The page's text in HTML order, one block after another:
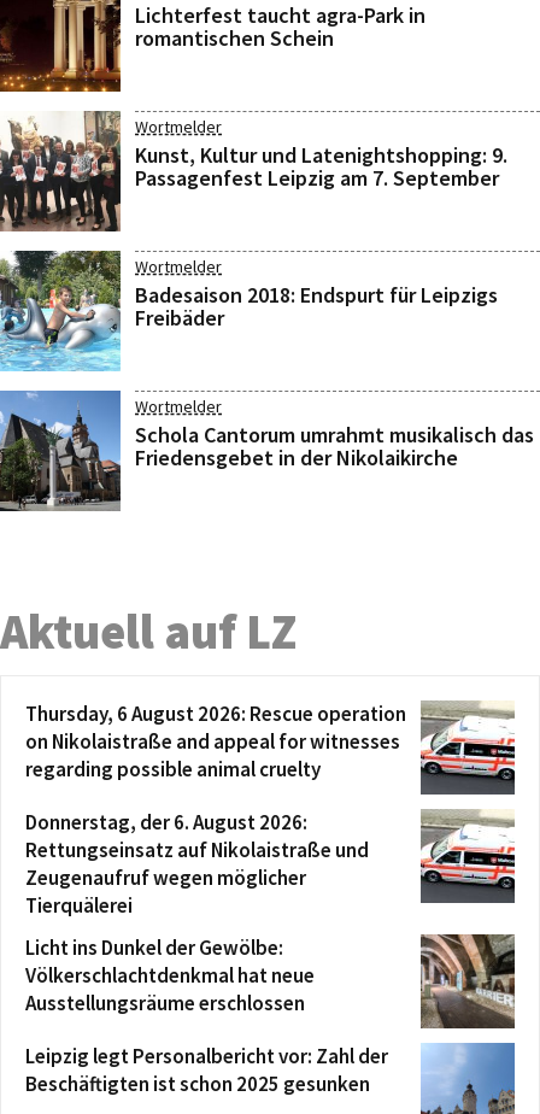
Lichterfest taucht agra-Park in
romantischen Schein
Wortmelder
Kunst, Kultur und Latenightshopping: 9.
Passagenfest Leipzig am 7. September
Wortmelder
Badesaison 2018: Endspurt für Leipzigs
Freibäder
Wortmelder
Schola Cantorum umrahmt musikalisch das
Friedensgebet in der Nikolaikirche
Aktuell auf LZ
Thursday, 6 August 2026: Rescue operation
on Nikolaistraße and appeal for witnesses
regarding possible animal cruelty
Donnerstag, der 6. August 2026:
Rettungseinsatz auf Nikolaistraße und
Zeugenaufruf wegen möglicher
Tierquälerei
Licht ins Dunkel der Gewölbe:
Völkerschlachtdenkmal hat neue
Ausstellungsräume erschlossen
Leipzig legt Personalbericht vor: Zahl der
Beschäftigten ist schon 2025 gesunken